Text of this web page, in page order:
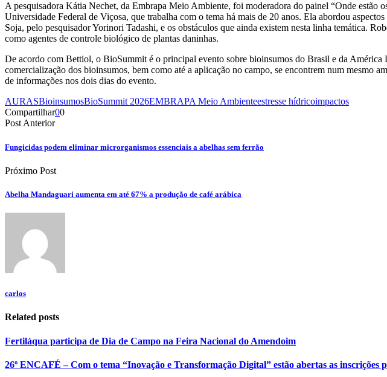
A pesquisadora Kátia Nechet, da Embrapa Meio Ambiente, foi moderadora do painel “Onde estão
Universidade Federal de Viçosa, que trabalha com o tema há mais de 20 anos. Ela abordou
Soja, pelo pesquisador Yorinori Tadashi, e os obstáculos que ainda existem nesta linha temática.
como agentes de controle biológico de plantas daninhas.
De acordo com Bettiol, o BioSummit é o principal evento sobre bioinsumos do Brasil e da
comercialização dos bioinsumos, bem como até a aplicação no campo, se encontrem num mesmo
de informações nos dois dias do evento.
AURASBioinsumosBioSummit 2026EMBRAPA Meio Ambienteestresse hídricoimpactos
Compartilhar00
Post Anterior
Fungicidas podem eliminar microrganismos essenciais a abelhas sem ferrão
Próximo Post
Abelha Mandaguari aumenta em até 67% a produção de café arábica
carlos
Related posts
Fertiláqua participa de Dia de Campo na Feira Nacional do Amendoim
26º ENCAFÉ – Com o tema “Inovação e Transformação Digital” estão abertas as inscrições